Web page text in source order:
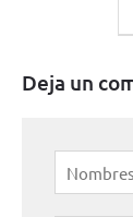
Deja un